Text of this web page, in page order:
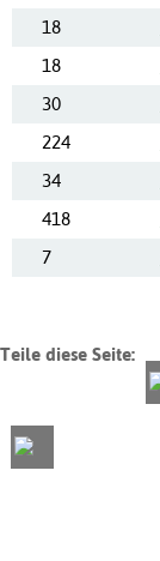
18
18
30
224
34
418
7
Teile diese Seite: